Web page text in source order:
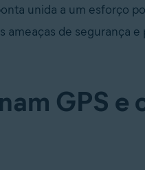
unida a um esforço
ameaças de segurança
GPS e